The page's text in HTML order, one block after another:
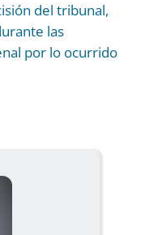
del tribunal,
las
por lo ocurrido